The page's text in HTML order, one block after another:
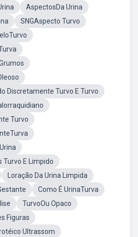
AspectosDa Urina
SNGAspecto Turvo
Discretamente Turvo E Turvo
Turvo
Turvo E Limpido
Loração Da Urina Limpida
Como É UrinaTurva
TurvoOu Opaco
Figuras
Ultrassom